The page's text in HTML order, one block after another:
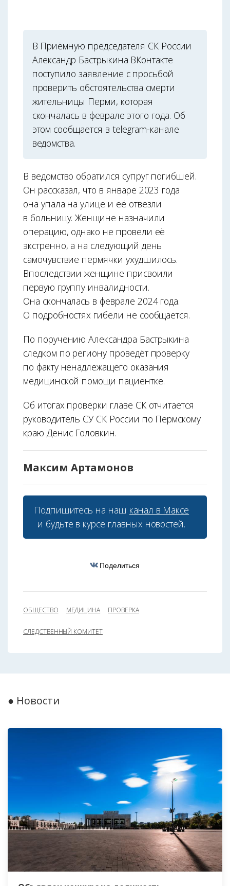
В Приёмную председателя СК России
Александр Бастрыкина ВКонтакте
поступило заявление с просьбой
проверить обстоятельства смерти
жительницы Перми, которая
скончалась в феврале этого года. Об
этом сообщается в telegram-канале
ведомства.
В ведомство обратился супруг погибшей.
Он рассказал, что в январе 2023 года
она упала на улице и её отвезли
в больницу. Женщине назначили
операцию, однако не провели её
экстренно, а на следующий день
самочувствие пермячки ухудшилось.
Впоследствии женщине присвоили
первую группу инвалидности.
Она скончалась в феврале 2024 года.
О подробностях гибели не сообщается.
По поручению Александра Бастрыкина
следком по региону проведёт проверку
по факту ненадлежащего оказания
медицинской помощи пациентке.
Об итогах проверки главе СК отчитается
руководитель СУ СК России по Пермскому
краю Денис Головкин.
Максим Артамонов
Подпишитесь на наш канал в Максе
и будьте в курсе главных новостей.
Поделиться
ОБЩЕСТВО МЕДИЦИНА ПРОВЕРКА
СЛЕДСТВЕННЫЙ КОМИТЕТ
● Новости